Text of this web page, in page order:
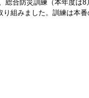
合防災訓練（本年度は
組みました。訓練は本